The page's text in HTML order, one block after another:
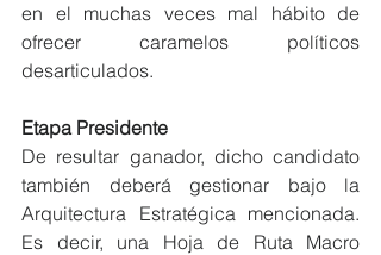
en el muchas veces mal hábito de
ofrecer caramelos políticos
desarticulados.
Etapa Presidente
De resultar ganador, dicho candidato
también deberá gestionar bajo la
Arquitectura Estratégica mencionada.
Es decir, una Hoja de Ruta Macro